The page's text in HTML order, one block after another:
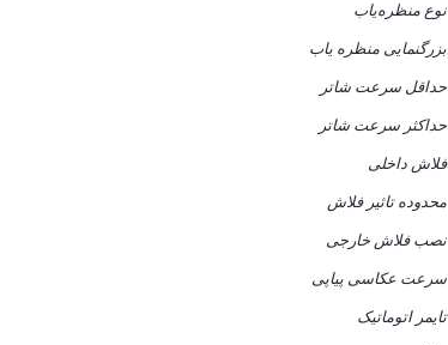
نوع منظره‌یاب
بزرگنمایی منظره یاب
حداقل سرعت شاتر
حداکثر سرعت شاتر
فلاش داخلی
محدوده تاثیر فلاش
نصب فلاش خارجی
سرعت عکاسی پیاپی
تایمر اتوماتیک